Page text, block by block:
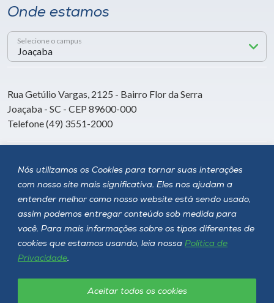
Nós utilizamos os Cookies para tornar suas interações
com nosso site mais significativa. Eles nos ajudam a
entender melhor como nosso website está sendo usado,
assim podemos entregar conteúdo sob medida para
você. Para mais informações sobre os tipos diferentes de
cookies que estamos usando, leia nossa Política de
Privacidade.
Aceitar todos os cookies
Onde estamos
Selecione o campus
Rua Getúlio Vargas, 2125 - Bairro Flor da Serra
Joaçaba - SC - CEP 89600-000
Telefone (49) 3551-2000
Siga a Unoesc